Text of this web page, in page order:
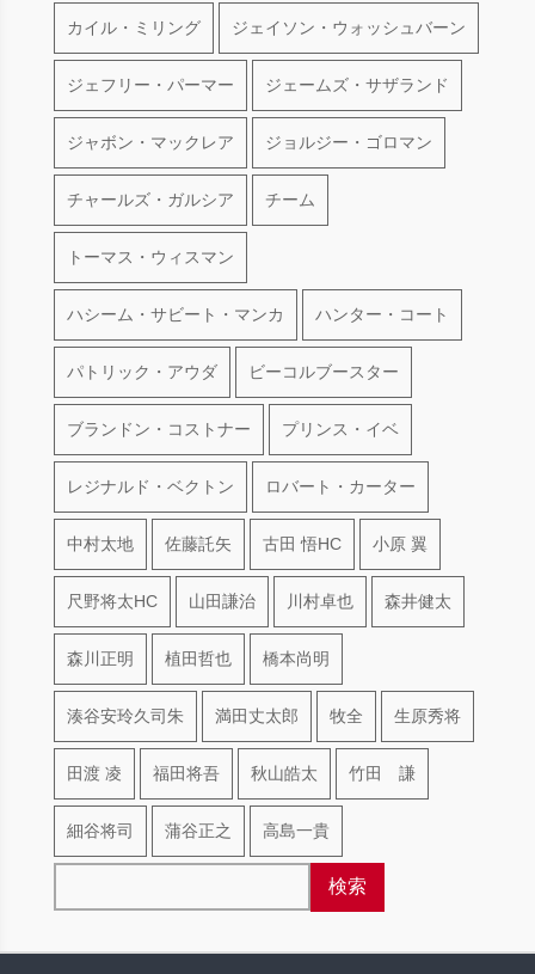
カイル・ミリング ジェイソン・ウォッシュバーン
ジェフリー・パーマー ジェームズ・サザランド
ジャボン・マックレア ジョルジー・ゴロマン
チャールズ・ガルシア チーム
トーマス・ウィスマン
ハシーム・サビート・マンカ ハンター・コート
パトリック・アウダ ビーコルブースター
ブランドン・コストナー プリンス・イベ
レジナルド・ベクトン ロバート・カーター
中村太地 佐藤託矢 古田 悟HC 小原 翼
尺野将太HC 山田謙治 川村卓也 森井健太
森川正明 植田哲也 橋本尚明
湊谷安玲久司朱 満田丈太郎 牧全 生原秀将
田渡 凌 福田将吾 秋山皓太 竹田 謙
細谷将司 蒲谷正之 高島一貴